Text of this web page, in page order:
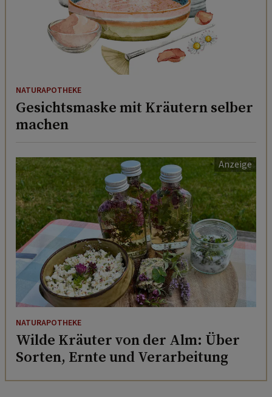
NATURAPOTHEKE
Gesichtsmaske mit Kräutern selber
machen
NATURAPOTHEKE
Wilde Kräuter von der Alm: Über
Sorten, Ernte und Verarbeitung